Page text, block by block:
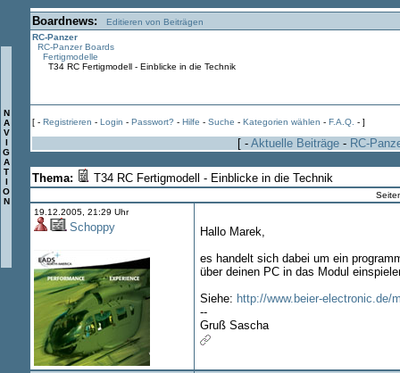
N
A
V
I
G
A
T
I
O
N
Boardnews:
Editieren von Beiträgen
RC-Panzer
RC-Panzer Boards
Fertigmodelle
T34 RC Fertigmodell - Einblicke in die Technik
[ - Registrieren - Login - Passwort? - Hilfe - Suche - Kategorien wählen - F.A.Q. - ]
[ - Aktuelle Beiträge - RC-
Thema: T34 RC Fertigmodell - Einblicke in die Technik
19.12.2005, 21:29 Uhr
Schoppy
Hallo Marek,
es handelt sich dabei um ein
über deinen PC in das Modul
Siehe: http://www.beier-electronic.de/
--
Gruß Sascha